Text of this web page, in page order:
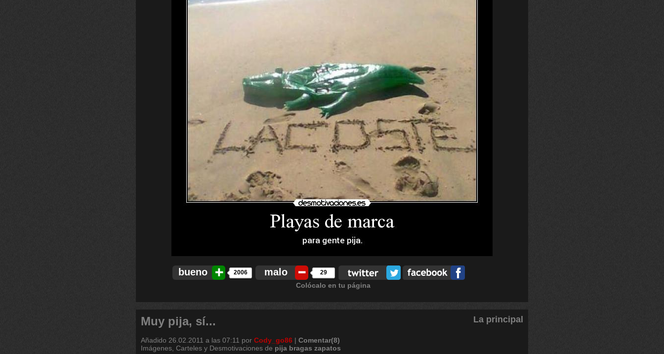
bueno 2006 malo 29
Colócalo en tu página
Muy pija, sí... La principal
Añadido 26.02.2011 a las 07:11 por Cody_go86 | Comentar(8)
Imágenes, Carteles y Desmotivaciones de pija bragas zapatos